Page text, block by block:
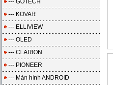
--- GOTECH
--- KOVAR
--- ELLIVIEW
--- OLED
--- CLARION
--- PIONEER
--- Màn hình ANDROID